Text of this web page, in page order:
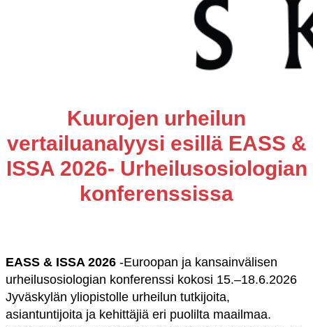
Kuurojen urheilun
vertailuanalyysi esillä EASS &
ISSA 2026- Urheilusosiologian
konferenssissa
EASS & ISSA 2026 -Euroopan ja kansainvälisen
urheilusosiologian konferenssi kokosi 15.–18.6.2026
Jyväskylän yliopistolle urheilun tutkijoita,
asiantuntijoita ja kehittäjiä eri puolilta maailmaa.